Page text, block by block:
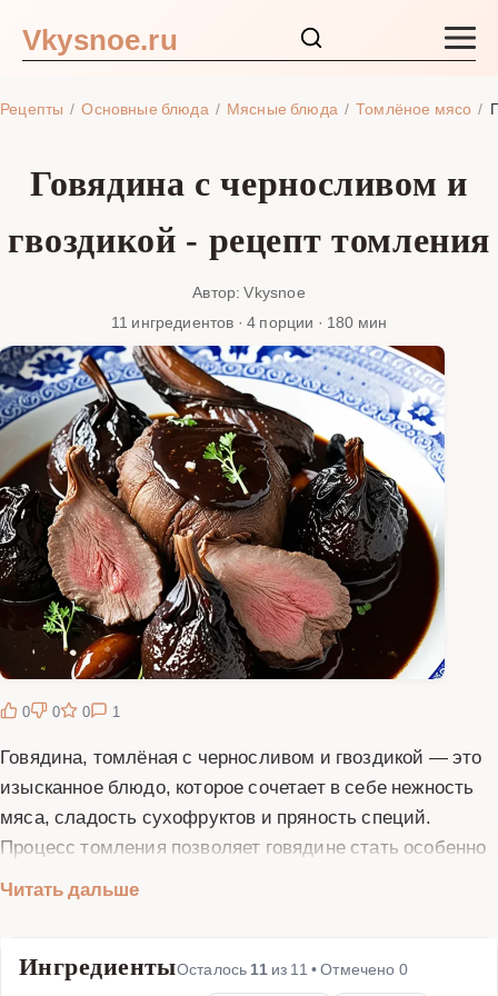
Vkysnoe.ru
Рецепты Основные блюда Мясные блюда Томлёное мясо
Говядина с черносливом и
гвоздикой - рецепт томления
Автор: Vkysnoe
11 ингредиентов · 4 порции · 180 мин
0 0 0 1
Говядина, томлёная с черносливом и гвоздикой — это
изысканное блюдо, которое сочетает в себе нежность
мяса, сладость сухофруктов и пряность специй.
Процесс томления позволяет говядине стать особенно
и гвоздики. Это блюдо идеально подходит как для
впечатляя гостей своим богатым вкусом и аппетитным
Читать дальше
ИнгредиентыОсталось 11из 11 • Отмечено 0